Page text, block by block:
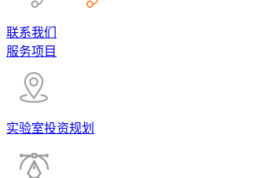
联系我们
服务项目
实验室投资规划